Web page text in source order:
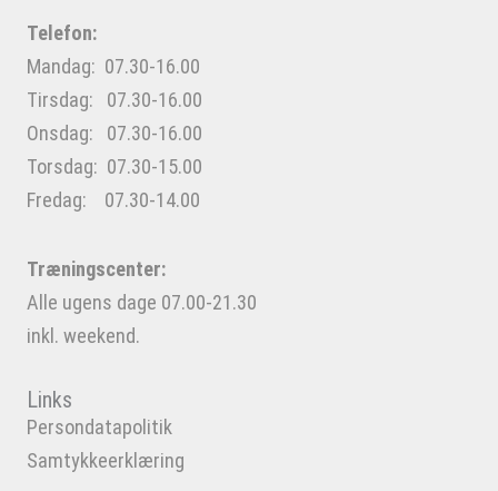
Telefon:
Mandag: 07.30-16.00
Tirsdag: 07.30-16.00
Onsdag: 07.30-16.00
Torsdag: 07.30-15.00
Fredag: 07.30-14.00
Træningscenter:
Alle ugens dage 07.00-21.30
inkl. weekend.
Links
Persondatapolitik
Samtykkeerklæring